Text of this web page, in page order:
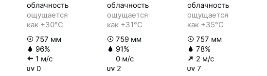
облачность
ощущается
как +30°C
757 мм
96%
1 м/с
0
облачность
ощущается
как +31°C
759 мм
91%
0 м/с
2
облачность
ощущается
как +35°C
757 мм
78%
2 м/с
7